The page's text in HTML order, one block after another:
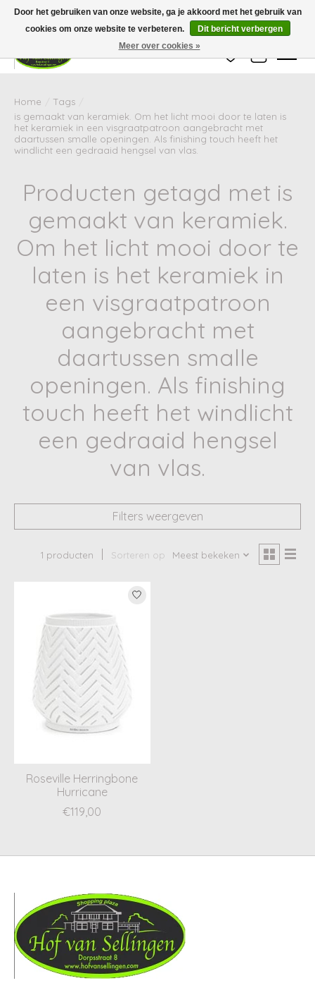
Wij zijn gesloten van 24 december tot en met 25 januari. Houd er rekening mee
dat de levertijd van uw bestelling in deze periode langer kan zijn dan
gebruikelijk.
Verlanglijst
Home Tags
is gemaakt van keramiek. Om het licht mooi door te laten is
het keramiek in een visgraatpatroon aangebracht met
daartussen smalle openingen. Als finishing touch heeft het
windlicht een gedraaid hengsel van vlas.
Producten getagd met is
gemaakt van keramiek.
Om het licht mooi door te
laten is het keramiek in
een visgraatpatroon
aangebracht met
daartussen smalle
openingen. Als finishing
touch heeft het windlicht
een gedraaid hengsel
van vlas.
Filters weergeven
1 producten Sorteren op Meest bekeken
Roseville Herringbone
Hurricane
€119,00
Door het gebruiken van onze website, ga je akkoord met het gebruik van
cookies om onze website te verbeteren.
Dit bericht verbergen
Meer over cookies »